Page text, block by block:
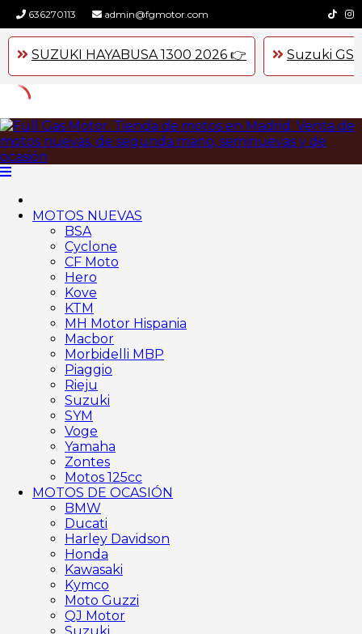
636270113 admin@fgmotor.com
SUZUKI HAYABUSA 1300 2026 👉 Suzuki
Skip
to
content
MOTOS NUEVAS
BSA
Cyclone
CF Moto
Hero
Kove
KTM
MH Motor Hispania
Macbor
Morbidelli MBP
Piaggio
Rieju
Suzuki
SYM
Voge
Yamaha
Zontes
Motos 125cc
MOTOS DE OCASIÓN
BMW
Ducati
Harley Davidson
Honda
Kawasaki
Kymco
Moto Guzzi
QJ Motor